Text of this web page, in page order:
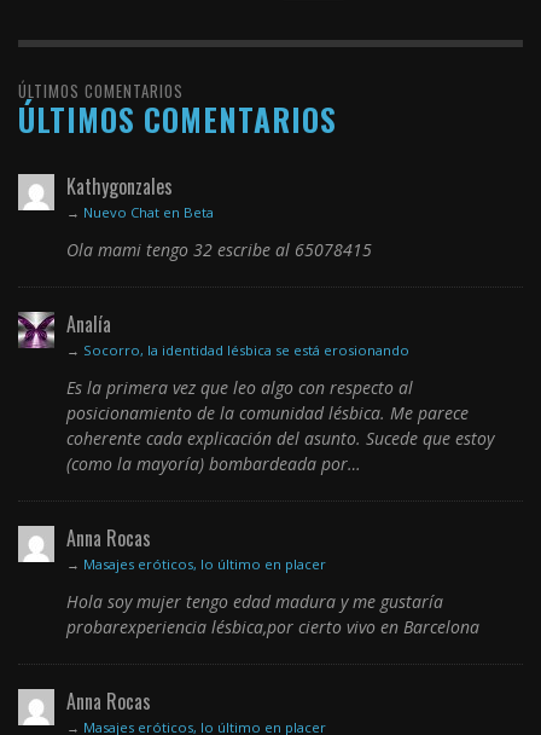
ÚLTIMOS COMENTARIOS
ÚLTIMOS COMENTARIOS
Kathygonzales
→ Nuevo Chat en Beta
Ola mami tengo 32 escribe al 65078415
Analía
→ Socorro, la identidad lésbica se está erosionando
Es la primera vez que leo algo con respecto al
posicionamiento de la comunidad lésbica. Me parece
coherente cada explicación del asunto. Sucede que estoy
(como la mayoría) bombardeada por…
Anna Rocas
→ Masajes eróticos, lo último en placer
Hola soy mujer tengo edad madura y me gustaría
probarexperiencia lésbica,por cierto vivo en Barcelona
Anna Rocas
→ Masajes eróticos, lo último en placer